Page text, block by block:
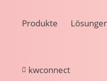
Produkte
kwconnect